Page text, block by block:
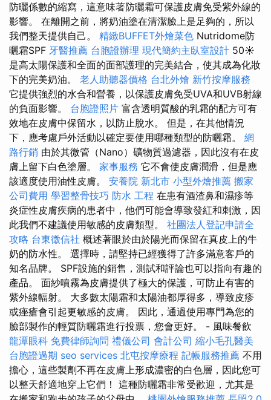
防曬係數的縮寫，這意味著防曬霜可保護皮膚免受紫外線的
影響。 在離開之前，將奶油塗在清潔臉上是足夠的，所以
我們整天提供自己。 精緻BUFFET外燴菜色 Nutridome防
曬霜SPF 牙醫推薦 台胞證辦理 現代簡約主臥室設計 50☀️
是高太陽保護和全面的面部護理的完美結合，使其成為化妝
下的完美奶油。 老人助聽器價格 台北外燴 新竹按摩服務
它提供強烈的水合和營養，以保護皮膚免受UVA和UVB射線
的負面影響。 台胞證照片 富含透明質酸的乳霜的配方可有
效地在皮膚中保留水，以防止脫水。 但是，在其他情況
下，應考慮戶外活動以確定要使用哪種類型的防曬霜。 網
路行銷 由於其微管（Nano）礦物質過濾器，因此沒有在皮
膚上留下白色塗層。 家事服務 它不會使皮膚潤滑，但是應
該適度使用油性皮膚。 安養院 新北市 小型外燴推薦 搬家
公司費用 學習整骨技巧 防水 工程 在患有酒渣鼻和濕疹等
炎症性皮膚疾病的患者中，他們可能會導致發紅和刺激，因
此我們不建議使用敏感的皮膚類型。 社團法人登記申請全
攻略 台東徵信社 概述著眼於由於陽光而保留在真皮上的牛
奶的防水性。 選擇時，請堅持已經獲得了許多滿意客戶的
知名品牌。 SPF設施的銷售，測試和評論也可以指向有趣的
產品。 面紗噴霧為皮膚提供了極大的保護，可防止有害的
紫外線輻射。 大多數太陽霜和太陽油都厚得多，導致皮疹
或痤瘡會引起更敏感的皮膚。 因此，通過使用專門為您的
臉部製作的輕質防曬霜進行投票，您會更好。 - 風味餐飲
龍潭眼科 免費律師詢問 禮儀公司 會計公司 縮小毛孔醫美
台胞證過期 seo services 北屯按摩療程 記帳服務推薦 不用
擔心，這些製劑不再在皮膚上形成濃密的白色層，因此您可
以整天舒適地穿上它們！ 這種防曬霜非常受歡迎，尤其是